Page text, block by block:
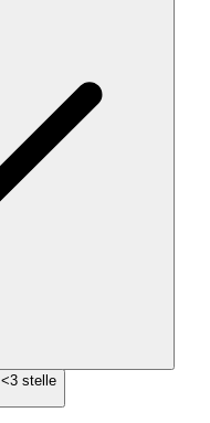
<3 stelle